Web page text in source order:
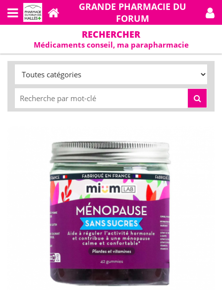
GRANDE PHARMACIE DU
FORUM
RECHERCHER
Médicaments conseil, ma parapharmacie